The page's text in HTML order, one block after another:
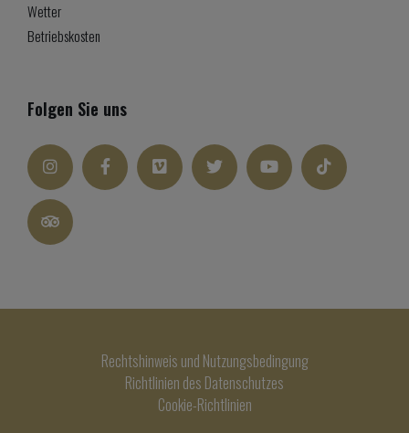
Wetter
Betriebskosten
Folgen Sie uns
Rechtshinweis und Nutzungsbedingung
Richtlinien des Datenschutzes
Cookie-Richtlinien